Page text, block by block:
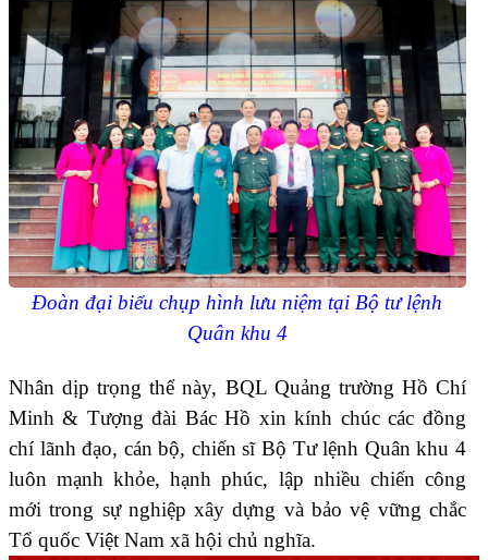
Đoàn đại biểu chụp hình lưu niệm tại Bộ tư lệnh
Quân khu 4
Nhân dịp trọng thể này, BQL Quảng trường Hồ Chí
Minh & Tượng đài Bác Hồ xin kính chúc các đồng
chí lãnh đạo, cán bộ, chiến sĩ Bộ Tư lệnh Quân khu 4
luôn mạnh khỏe, hạnh phúc, lập nhiều chiến công
mới trong sự nghiệp xây dựng và bảo vệ vững chắc
Tổ quốc Việt Nam xã hội chủ nghĩa.